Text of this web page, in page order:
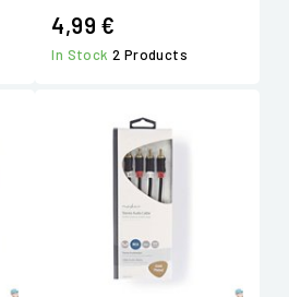
4,99 €
In Stock2 Products